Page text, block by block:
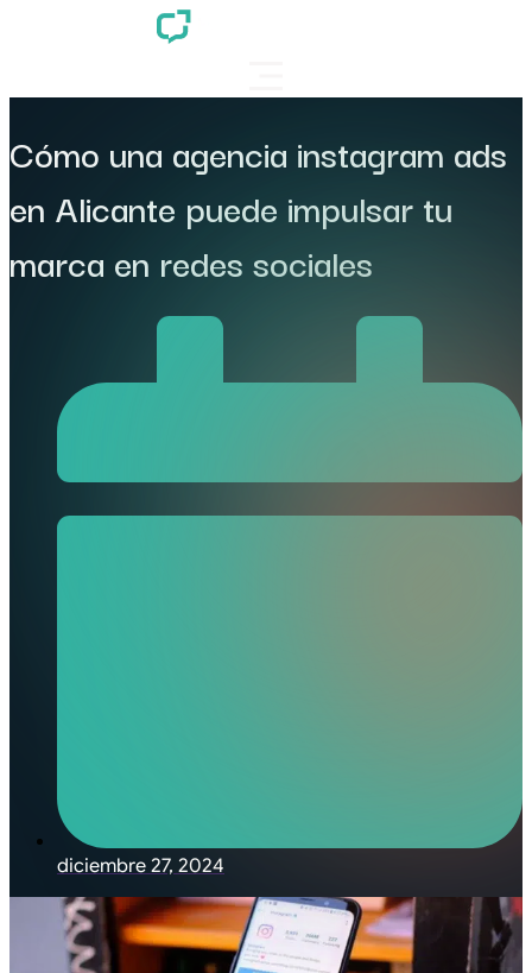
Cómo una agencia instagram ads
en Alicante puede impulsar tu
marca en redes sociales
diciembre 27, 2024